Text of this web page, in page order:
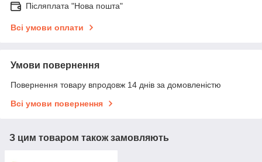
Післяплата "Нова пошта"
Всі умови оплати
Умови повернення
Повернення товару впродовж 14 днів за домовленістю
Всі умови повернення
З цим товаром також замовляють